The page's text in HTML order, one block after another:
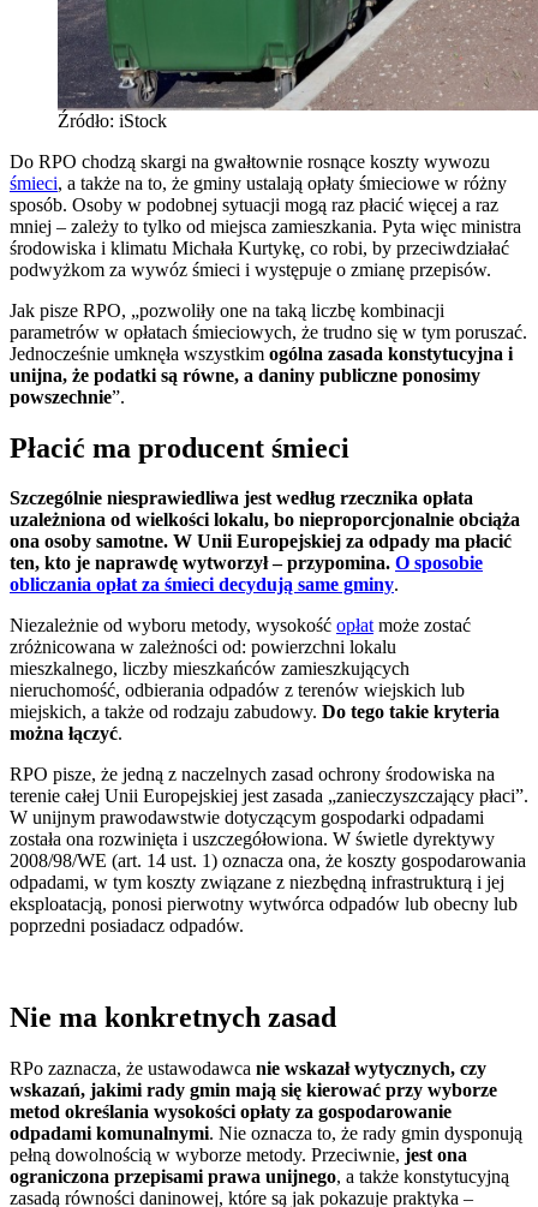
Źródło: iStock
Do RPO chodzą skargi na gwałtownie rosnące koszty wywozu
śmieci, a także na to, że gminy ustalają opłaty śmieciowe w różny
sposób. Osoby w podobnej sytuacji mogą raz płacić więcej a raz
mniej – zależy to tylko od miejsca zamieszkania. Pyta więc ministra
środowiska i klimatu Michała Kurtykę, co robi, by przeciwdziałać
podwyżkom za wywóz śmieci i występuje o zmianę przepisów.
Jak pisze RPO, „pozwoliły one na taką liczbę kombinacji
parametrów w opłatach śmieciowych, że trudno się w tym poruszać.
Jednocześnie umknęła wszystkim ogólna zasada konstytucyjna i
unijna, że podatki są równe, a daniny publiczne ponosimy
powszechnie”.
Płacić ma producent śmieci
Szczególnie niesprawiedliwa jest według rzecznika opłata
uzależniona od wielkości lokalu, bo nieproporcjonalnie obciąża
ona osoby samotne. W Unii Europejskiej za odpady ma płacić
ten, kto je naprawdę wytworzył – przypomina. O sposobie
obliczania opłat za śmieci decydują same gminy.
Niezależnie od wyboru metody, wysokość opłatmoże zostać
zróżnicowana w zależności od: powierzchni lokalu
mieszkalnego, liczby mieszkańców zamieszkujących
nieruchomość, odbierania odpadów z terenów wiejskich lub
miejskich, a także od rodzaju zabudowy. Do tego takie kryteria
można łączyć.
RPO pisze, że jedną z naczelnych zasad ochrony środowiska na
terenie całej Unii Europejskiej jest zasada „zanieczyszczający płaci”.
W unijnym prawodawstwie dotyczącym gospodarki odpadami
została ona rozwinięta i uszczegółowiona. W świetle dyrektywy
2008/98/WE (art. 14 ust. 1) oznacza ona, że koszty gospodarowania
odpadami, w tym koszty związane z niezbędną infrastrukturą i jej
eksploatacją, ponosi pierwotny wytwórca odpadów lub obecny lub
poprzedni posiadacz odpadów.
Nie ma konkretnych zasad
RPo zaznacza, że ustawodawca nie wskazał wytycznych, czy
wskazań, jakimi rady gmin mają się kierować przy wyborze
metod określania wysokości opłaty za gospodarowanie
odpadami komunalnymi. Nie oznacza to, że rady gmin dysponują
pełną dowolnością w wyborze metody. Przeciwnie, jest ona
ograniczona przepisami prawa unijnego, a także konstytucyjną
zasadą równości daninowej, które są jak pokazuje praktyka –